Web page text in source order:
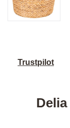
Trustpilot